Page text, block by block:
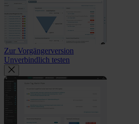
Zur Vorgängerversion
Unverbindlich testen